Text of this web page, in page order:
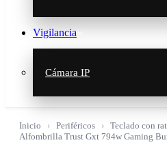
Vigilancia
Cámara IP
Inicio Periféricos Teclado con
Alfombrilla Trust Gxt 794w Gaming